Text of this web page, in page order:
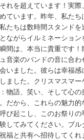
れを超えています！実際
ています。昨年、私たち
たちは数時間スタンドを
ながらイルミネーション
間は、本当に貴重です！
音楽のバンドの音に合
いました。彼らは幸福感
ました。クリスマスマー
物語、笑い、そして心
だから、これらの魅力的
び起こし、このお祭り
してみてください。ブル
福と共有へ招待してく